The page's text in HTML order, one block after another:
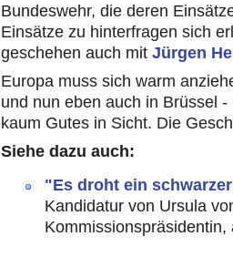
Bundeswehr, die deren
Einsätze zu hinterfragen sich
geschehen auch mit Jürgen
Europa muss sich warm
und nun eben auch in Brüssel
kaum Gutes in Sicht. Die
Siehe dazu auch:
"Es droht ein
Kandidatur von Ursula
Kommissionspräsidentin,